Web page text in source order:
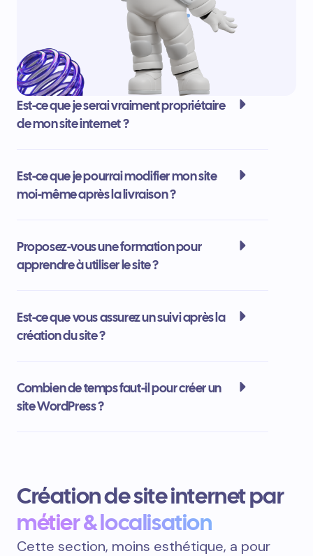
Est-ce que je serai vraiment propriétaire
de mon site internet ?
Est-ce que je pourrai modifier mon site
moi-même après la livraison ?
Proposez-vous une formation pour
apprendre à utiliser le site ?
Est-ce que vous assurez un suivi après la
création du site ?
Combien de temps faut-il pour créer un
site WordPress ?
Création de site internet par
métier & localisation
Cette section, moins esthétique, a pour